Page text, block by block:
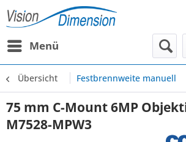
Menü
Übersicht Festbrennweite manuell
75 mm C-Mount 6MP
M7528-MPW3